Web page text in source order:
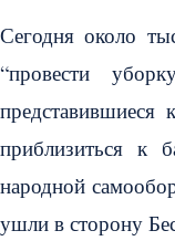
Сегодня около
“провести
приблизиться к
народной
ушли в сторону